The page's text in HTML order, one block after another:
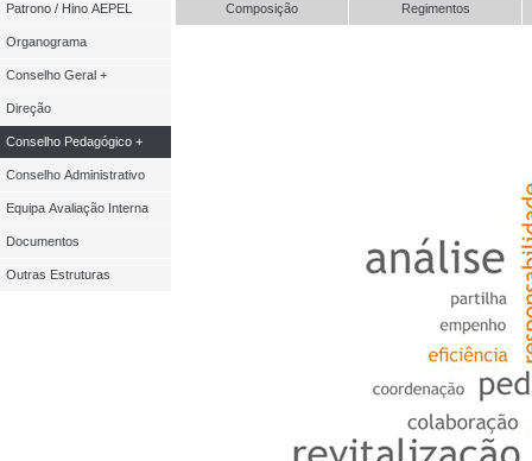
Composição Regimentos
Patrono / Hino AEPEL
Organograma
Conselho Geral +
Direção
Conselho Pedagógico +
Conselho Administrativo
Equipa Avaliação Interna
Documentos
Outras Estruturas